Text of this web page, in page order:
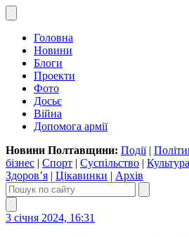
Головна
Новини
Блоги
Проекти
Фото
Досьє
Війна
Допомога армії
Новини Полтавщини: Події|
бізнес | Спорт | Суспільство |
Здоров’я | Цікавинки | Архів
3 січня 2024, 16:31